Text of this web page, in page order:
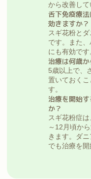
から改善して
舌下免疫療
効きますか？
スギ花粉と
です。また
にも有効です
治療は何歳
5歳以上で、
置いておく
す。
治療を開始
か？
スギ花粉症
～12月頃か
きます。ダ
でも治療を開